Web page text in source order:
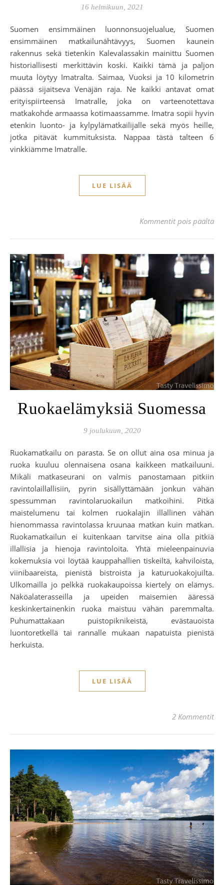
16 helmikuun, 2021
Suomen ensimmäinen luonnonsuojelualue, Suomen
ensimmäinen matkailunähtävyys, Suomen kaunein
rakennus sekä tietenkin Kalevalassakin mainittu Suomen
historiallisesti merkittävin koski. Kaikki tämä ja paljon
muuta löytyy Imatralta. Saimaa, Vuoksi ja 10 kilometrin
päässä sijaitseva Venäjän raja. Ne kaikki antavat omat
erityispiirteensä Imatralle, joka on varteenotettava
matkakohde armaassa kotimaassamme. Imatra sopii hyvin
etenkin luonto- ja kylpylämatkailijalle sekä myös heille,
jotka pitävät kummituksista. Nappaa tästä talteen 6
vinkkiämme Imatralle.
LUE LISÄÄ
Kommentit pois päältä
Ruokaelämyksiä Suomessa
9 joulukuun, 2020
Ruokamatkailu on parasta. Se on ollut aina osa minua ja
ruoka kuuluu olennaisena osana kaikkeen matkailuuni.
Mikäli matkaseurani on valmis panostamaan pitkiin
ravintolaillallisiin, pyrin sisällyttämään jonkun vähän
spessumman ravintolaruokailun matkoihini. Pitkä
maistelumenu tai kolmen ruokalajin illallinen vähän
hienommassa ravintolassa kruunaa matkan kuin matkan.
Ruokamatkailun ei kuitenkaan tarvitse aina olla pitkiä
illallisia ja hienoja ravintoloita. Yhtä mieleenpainuvia
kokemuksia voi löytää kauppahallien tiskeiltä, kahviloista,
viinibaareista, pienistä bistroista ja katuruokakojuilta.
Ulkomailla jo pelkkä ruokakaupoissa kiertely on elämys.
Näköalaterasseilla ja upeiden maisemien ääressä
keskinkertainenkin ruoka maistuu vähän paremmalta.
Puhumattakaan puistopiknikeistä, evästauoista
luontoretkellä tai rannalle mukaan napatuista pienistä
herkuista.
LUE LISÄÄ
2 Kommentit